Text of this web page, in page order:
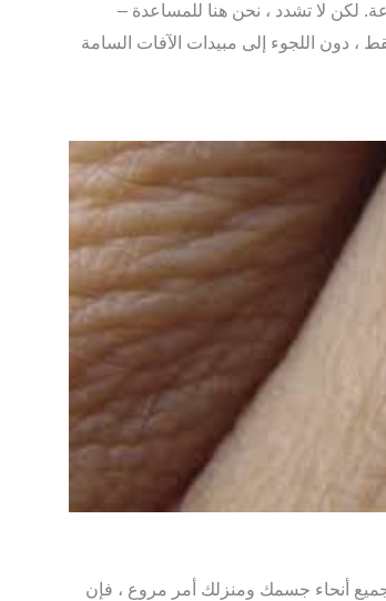
لكن لا تشدد ، نحن هنا للمساعدة –
التخلص من العث في 3 خطوات فقط ، دون اللجوء إلى مبيدات الآفات السامة
أنحاء جسمك ومنزلك أمر مروع ، فإن